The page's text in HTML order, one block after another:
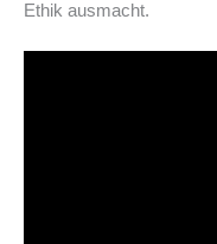
Ethik ausmacht.